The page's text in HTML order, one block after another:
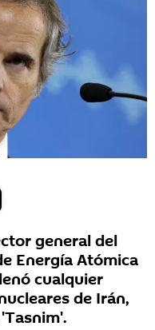
general del
Energía Atómica
cualquier
de Irán,